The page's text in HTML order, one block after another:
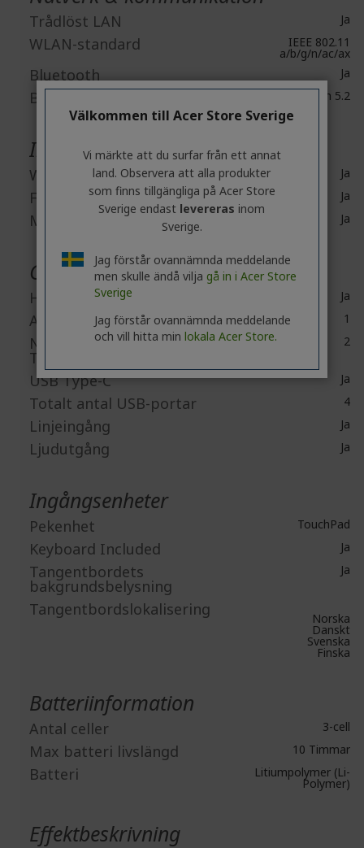
Trådlöst LAN Ja
WLAN-standard IEEE 802.11
a/b/g/n/ac/ax
Bluetooth Ja
Bluetooth Standard Bluetooth 5.2
Inbyggda enheter
Webbkamera Ja
Fingerprint Reader Ja
Mikrofon Ja
Gränssnitt / portar
HDMI Ja
Antal HDMI-portar 1
Number of USB 3.2 Gen 1
Type-A Ports
2
USB Type-C Ja
Totalt antal USB-portar 4
Linjeingång Ja
Ljudutgång Ja
Ingångsenheter
Pekenhet TouchPad
Keyboard Included Ja
Tangentbordets
bakgrundsbelysning
Ja
Tangentbordslokalisering Norska
Danskt
Svenska
Finska
Batteriinformation
Antal celler 3-cell
Max batteri livslängd 10 Timmar
Batteri Litiumpolymer (Li-
Polymer)
Effektbeskrivning
Välkommen till Acer Store Sverige
Vi märkte att du surfar från ett annat
land. Observera att alla produkter
som finns tillgängliga på Acer Store
Sverige endast levereras inom
Sverige.
Jag förstår ovannämnda meddelande
men skulle ändå vilja gå in i Acer Store
Sverige
Jag förstår ovannämnda meddelande
och vill hitta min lokala Acer Store.